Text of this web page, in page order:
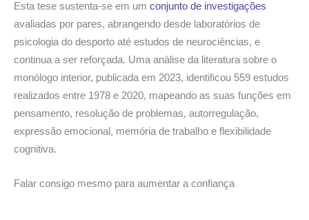
Esta tese sustenta-se em um conjunto de investigações
avaliadas por pares, abrangendo desde laboratórios de
psicologia do desporto até estudos de neurociências, e
continua a ser reforçada. Uma análise da literatura sobre o
monólogo interior, publicada em 2023, identificou 559 estudos
realizados entre 1978 e 2020, mapeando as suas funções em
pensamento, resolução de problemas, autorregulação,
expressão emocional, memória de trabalho e flexibilidade
cognitiva.
Falar consigo mesmo para aumentar a confiança